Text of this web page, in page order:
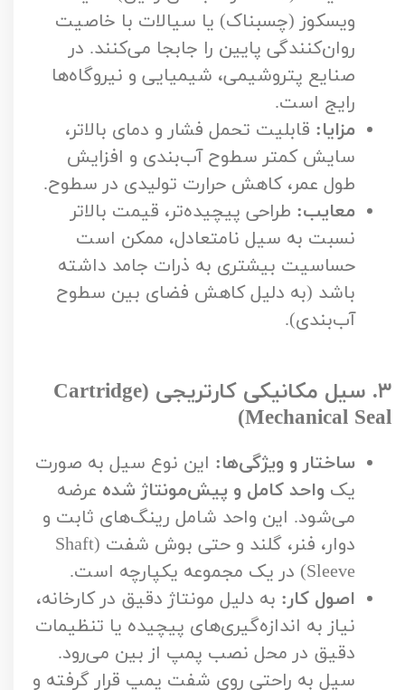
ویسکوز (چسبناک) یا سیالات با خاصیت
روان‌کنندگی پایین را جابجا می‌کنند. در
صنایع پتروشیمی، شیمیایی و نیروگاه‌ها
رایج است.
مزایا: قابلیت تحمل فشار و دمای بالاتر،
سایش کمتر سطوح آب‌بندی و افزایش
طول عمر، کاهش حرارت تولیدی در سطوح.
معایب: طراحی پیچیده‌تر، قیمت بالاتر
نسبت به سیل نامتعادل، ممکن است
حساسیت بیشتری به ذرات جامد داشته
باشد (به دلیل کاهش فضای بین سطوح
آب‌بندی).
۳. سیل مکانیکی کارتریجی (Cartridge
Mechanical Seal)
ساختار و ویژگی‌ها: این نوع سیل به صورت
یک واحد کامل و پیش‌مونتاژ شده عرضه
می‌شود. این واحد شامل رینگ‌های ثابت و
دوار، فنر، گلند و حتی بوش شفت (Shaft
Sleeve) در یک مجموعه یکپارچه است.
اصول کار: به دلیل مونتاژ دقیق در کارخانه،
نیاز به اندازه‌گیری‌های پیچیده یا تنظیمات
دقیق در محل نصب پمپ از بین می‌رود.
سیل به راحتی روی شفت پمپ قرار گرفته و